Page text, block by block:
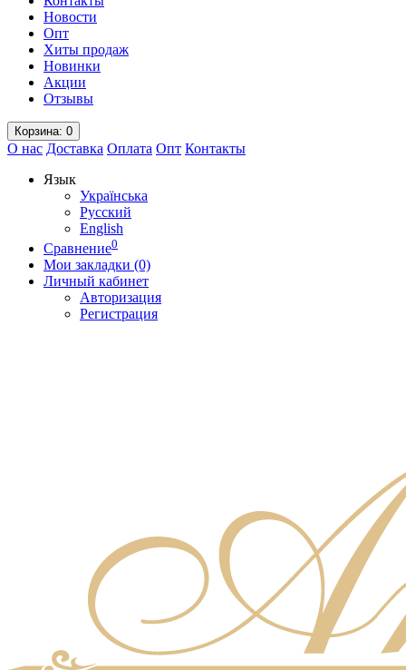
Новости
Опт
Хиты продаж
Новинки
Акции
Отзывы
Корзина: 0
О нас Доставка Оплата Опт Контакты
Язык
Українська
Русский
English
Сравнение0
Мои закладки (0)
Личный кабинет
Авторизация
Регистрация